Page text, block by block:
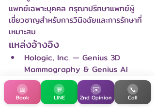
แพทย์เฉพาะบุคคล กรุณาปรึกษาแพทย์ผู้
เชี่ยวชาญสำหรับการวินิจฉัยและการรักษาที่
เหมาะสม
แหล่งอ้างอิง
Hologic, Inc. — Genius 3D
Mammography & Genius AI
Detection
Friedewald SM, et al. JAMA
2014;311(24):2499-2507 — 20–
📅
Book
💬
LINE
✉️
2nd Opinion
📞
Call